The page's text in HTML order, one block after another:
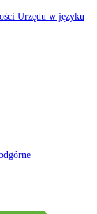
Urzędu w języku